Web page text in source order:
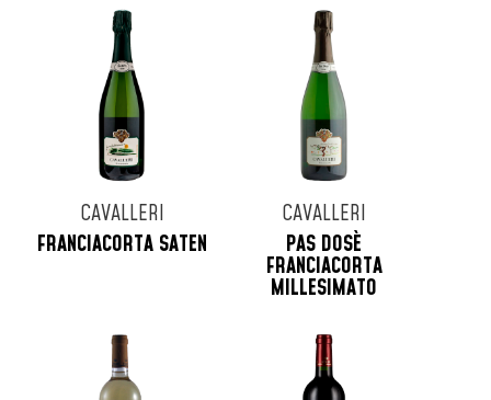
CAVALLERI
FRANCIACORTA SATEN
CAVALLERI
PAS DOSÈ
FRANCIACORTA
MILLESIMATO